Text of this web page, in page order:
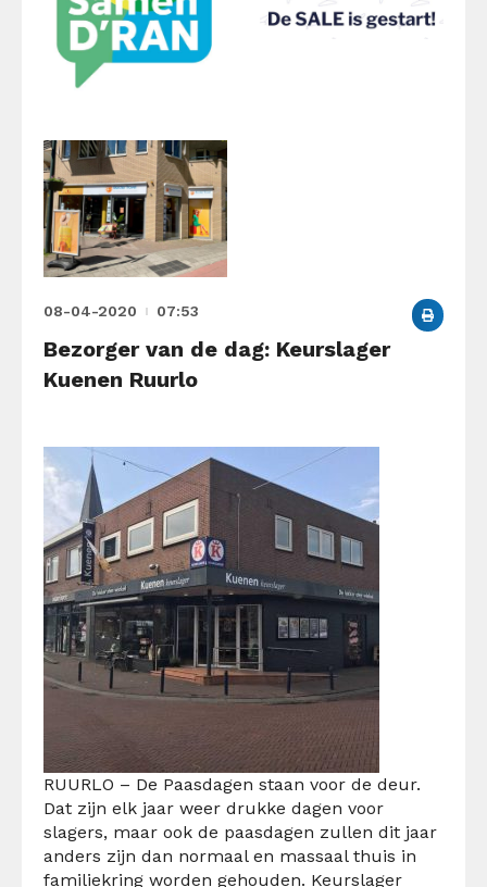
08-04-2020 07:53
Bezorger van de dag: Keurslager
Kuenen Ruurlo
RUURLO – De Paasdagen staan voor de deur.
Dat zijn elk jaar weer drukke dagen voor
slagers, maar ook de paasdagen zullen dit jaar
anders zijn dan normaal en massaal thuis in
familiekring worden gehouden. Keurslager